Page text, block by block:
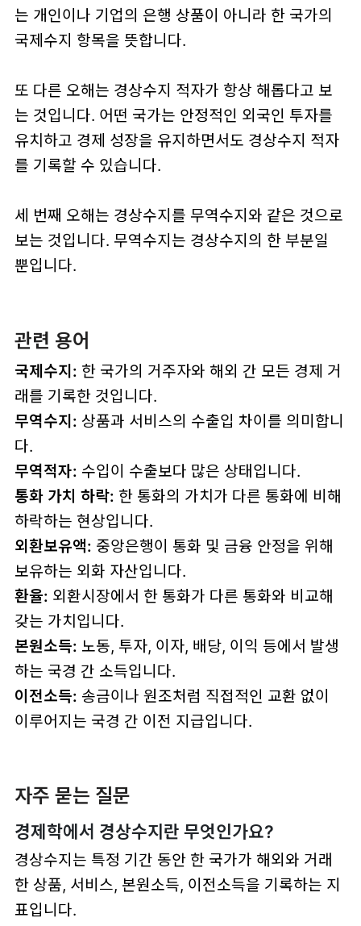
는 개인이나 기업의 은행 상품이 아니라 한 국가의
국제수지 항목을 뜻합니다.
또 다른 오해는 경상수지 적자가 항상 해롭다고 보
는 것입니다. 어떤 국가는 안정적인 외국인 투자를
유치하고 경제 성장을 유지하면서도 경상수지 적자
를 기록할 수 있습니다.
세 번째 오해는 경상수지를 무역수지와 같은 것으로
보는 것입니다. 무역수지는 경상수지의 한 부분일
뿐입니다.
관련 용어
국제수지: 한 국가의 거주자와 해외 간 모든 경제 거
래를 기록한 것입니다.
무역수지: 상품과 서비스의 수출입 차이를 의미합니
다.
무역적자: 수입이 수출보다 많은 상태입니다.
통화 가치 하락: 한 통화의 가치가 다른 통화에 비해
하락하는 현상입니다.
외환보유액: 중앙은행이 통화 및 금융 안정을 위해
보유하는 외화 자산입니다.
환율: 외환시장에서 한 통화가 다른 통화와 비교해
갖는 가치입니다.
본원소득: 노동, 투자, 이자, 배당, 이익 등에서 발생
하는 국경 간 소득입니다.
이전소득: 송금이나 원조처럼 직접적인 교환 없이
이루어지는 국경 간 이전 지급입니다.
자주 묻는 질문
경제학에서 경상수지란 무엇인가요?
경상수지는 특정 기간 동안 한 국가가 해외와 거래
한 상품, 서비스, 본원소득, 이전소득을 기록하는 지
표입니다.